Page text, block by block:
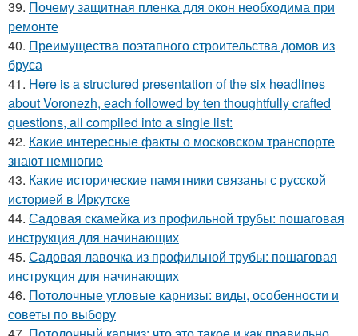
39. Почему защитная пленка для окон необходима при
ремонте
40. Преимущества поэтапного строительства домов из
бруса
41. Here is a structured presentation of the six headlines
about Voronezh, each followed by ten thoughtfully crafted
questions, all compiled into a single list:
42. Какие интересные факты о московском транспорте
знают немногие
43. Какие исторические памятники связаны с русской
историей в Иркутске
44. Садовая скамейка из профильной трубы: пошаговая
инструкция для начинающих
45. Садовая лавочка из профильной трубы: пошаговая
инструкция для начинающих
46. Потолочные угловые карнизы: виды, особенности и
советы по выбору